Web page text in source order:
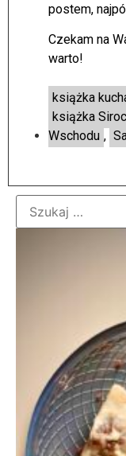
postem,
Czekam na
warto!
książka
książka
Wschodu ,